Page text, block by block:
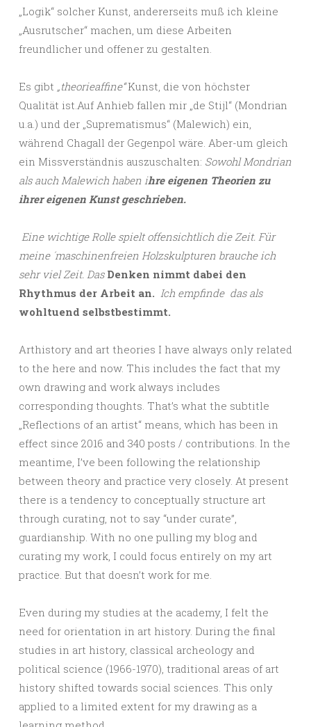
„Logik“ solcher Kunst, andererseits muß ich kleine
„Ausrutscher“ machen, um diese Arbeiten
freundlicher und offener zu gestalten.
Es gibt „theorieaffine“Kunst, die von höchster
Qualität ist.Auf Anhieb fallen mir „de Stijl“ (Mondrian
u.a.) und der „Suprematismus“ (Malewich) ein,
während Chagall der Gegenpol wäre. Aber-um gleich
ein Missverständnis auszuschalten: Sowohl Mondrian
als auch Malewich haben ihre eigenen Theorien zu
ihrer eigenen Kunst geschrieben.
Eine wichtige Rolle spielt offensichtlich die Zeit. Für
meine ´maschinenfreien Holzskulpturen brauche ich
sehr viel Zeit. Das Denken nimmt dabei den
Rhythmus der Arbeit an. Ich empfinde das als
wohltuend selbstbestimmt.
Arthistory and art theories I have always only related
to the here and now. This includes the fact that my
own drawing and work always includes
corresponding thoughts. That’s what the subtitle
„Reflections of an artist“ means, which has been in
effect since 2016 and 340 posts / contributions. In the
meantime, I’ve been following the relationship
between theory and practice very closely. At present
there is a tendency to conceptually structure art
through curating, not to say “under curate”,
guardianship. With no one pulling my blog and
curating my work, I could focus entirely on my art
practice. But that doesn’t work for me.
Even during my studies at the academy, I felt the
need for orientation in art history. During the final
studies in art history, classical archeology and
political science (1966-1970), traditional areas of art
history shifted towards social sciences. This only
applied to a limited extent for my drawing as a